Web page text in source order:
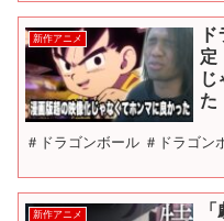
新作アニメ
定
じ
た
＃ドラゴンボール ＃ドラゴン
新作アニメ